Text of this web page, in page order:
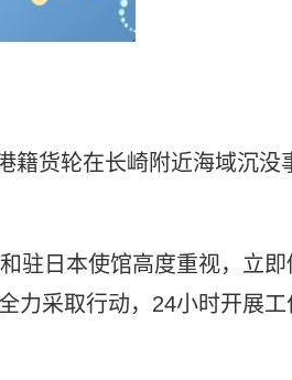
籍货轮在长崎附近海域沉没
驻日本使馆高度重视，立即
力采取行动，24小时开展工